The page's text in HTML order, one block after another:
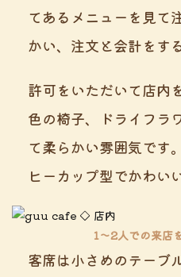
てあるメニューを見て
かい、注文と会計をす
許可をいただいて店内
色の椅子、ドライフラ
て柔らかい雰囲気です
ヒーカップ型でかわいい
1～2人での来店
客席は小さめのテーブ